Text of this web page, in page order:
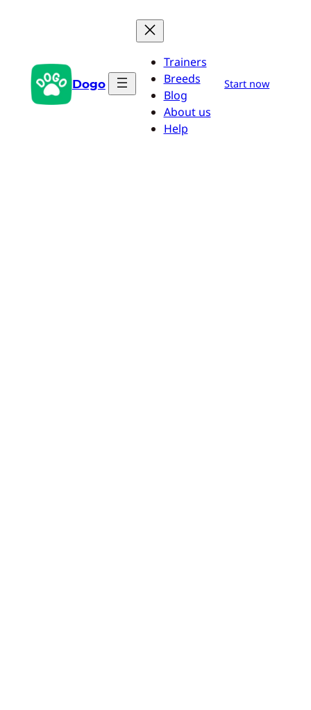
Dogo
Trainers
Breeds
Blog
About us
Help
Start now